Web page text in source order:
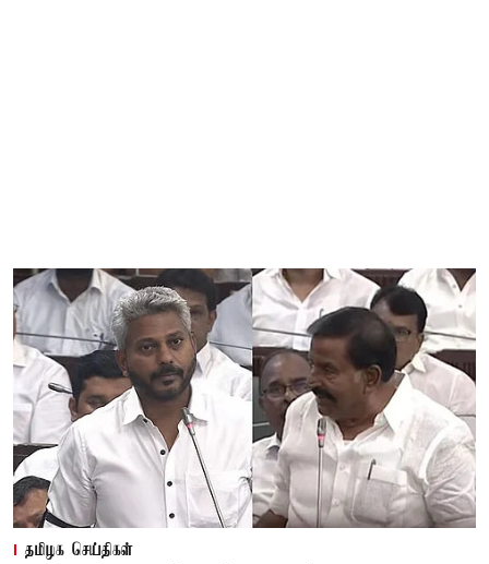
தமிழக செய்திகள்